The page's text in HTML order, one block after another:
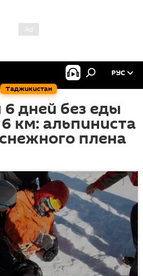
Таджикистан
РУС
дней без еды
км: альпиниста
плена